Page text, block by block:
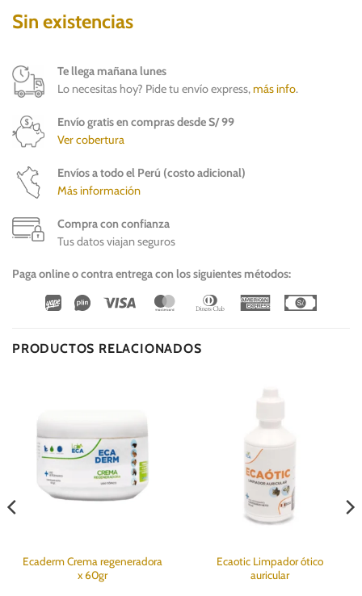
Sin existencias
Te llega mañana lunes
Lo necesitas hoy? Pide tu envío express,más info.
Envío gratis en compras desde S/ 99
Ver cobertura
Envíos a todo el Perú (costo adicional)
Más información
Compra con confianza
Tus datos viajan seguros
Paga online o contra entrega con los siguientes métodos:
Wirecard
Vipps Visa MasterCardDinners
American
PRODUCTOS RELACIONADOS
Ecaderm Crema regeneradora
x 60gr
Ecaotic Limpador ótico
auricular